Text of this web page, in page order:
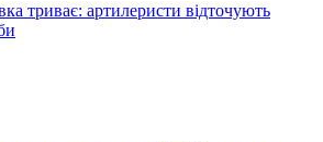
триває: артилеристи відточують